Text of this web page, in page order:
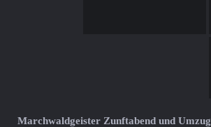
Marchwaldgeister Zunftabend und Umzug